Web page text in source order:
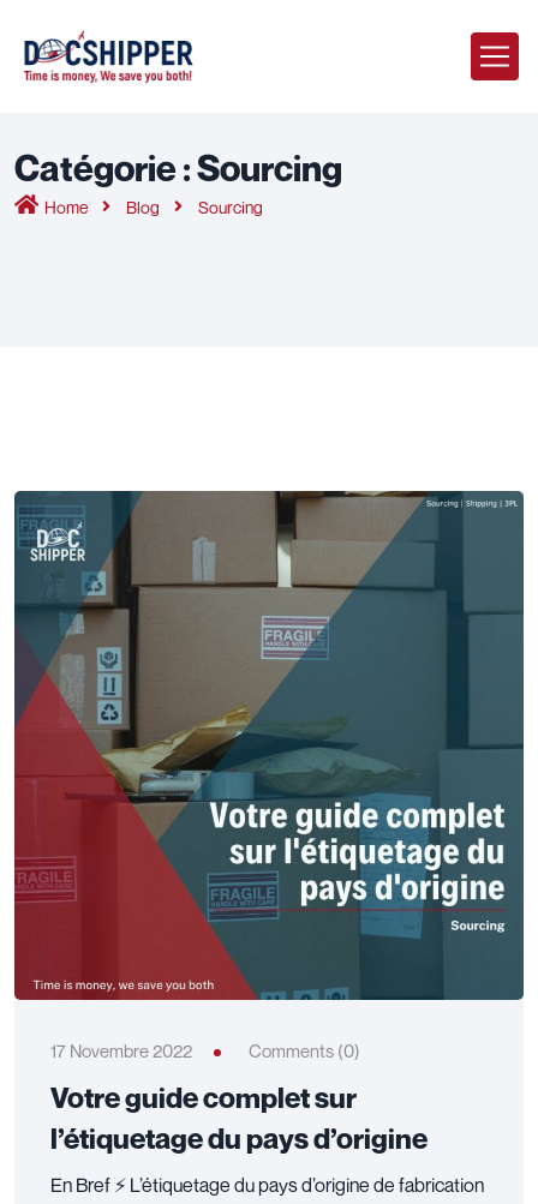
Catégorie :Sourcing
Home Blog Sourcing
17 Novembre 2022 Comments (0)
Votre guide complet sur
l’étiquetage du pays d’origine
En Bref ⚡ L’étiquetage du pays d’origine de fabrication